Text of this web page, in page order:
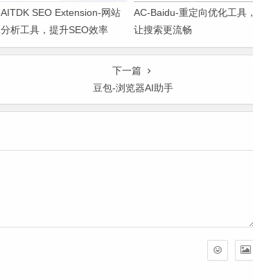
AITDK SEO Extension-网站
分析工具，提升SEO效率
AC-Baidu-重定向优化工具，
让搜索更流畅
下一篇
豆包-浏览器AI助手